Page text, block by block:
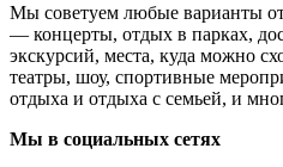
Мы советуем любые варианты
— концерты, отдых в парках,
экскурсий, места, куда можно
театры, шоу, спортивные
отдыха и отдыха с семьей, и
Мы в социальных сетях